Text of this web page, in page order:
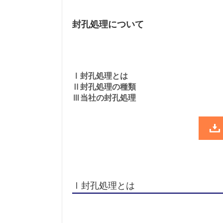
封孔処理について
Ⅰ封孔処理とは
Ⅱ封孔処理の種類
Ⅲ当社の封孔処理
Ⅰ封孔処理とは